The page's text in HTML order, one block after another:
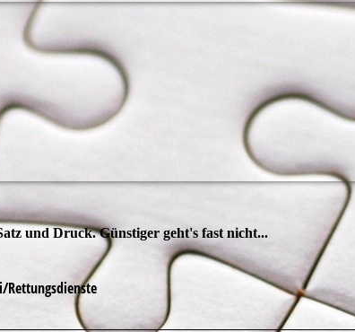
ptacek | DRUCK & WERBUNG
und Druck. Günstiger geht's fast nicht...